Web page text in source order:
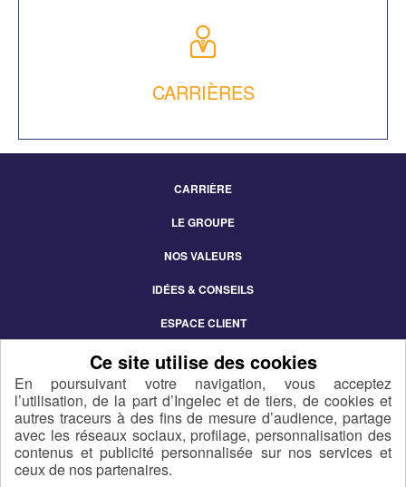
En poursuivant votre navigation, vous acceptez
l’utilisation, de la part d’Ingelec et de tiers, de cookies et
autres traceurs à des fins de mesure d’audience, partage
avec les réseaux sociaux, profilage, personnalisation des
contenus et publicité personnalisée sur nos services et
ceux de nos partenaires.
CARRIÈRES
CARRIÈRE
LE GROUPE
NOS VALEURS
IDÉES & CONSEILS
ESPACE CLIENT
CONTACT
POLITIQUE DE CONFIDENTIALITÉ DES DONNÉES